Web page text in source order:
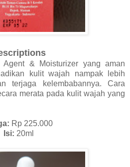
Agent & Moisturizer yang aman
kulit wajah nampak lebih
terjaga kelembabannya. Cara
merata pada kulit wajah yang
Rp 225.000
Isi: 20ml